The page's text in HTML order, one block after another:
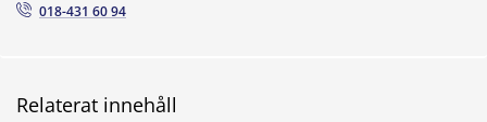
018-431 60 94
Relaterat innehåll